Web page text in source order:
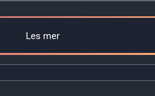
Les mer